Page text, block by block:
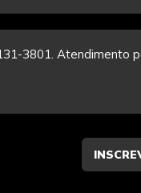
3801. Atendimento